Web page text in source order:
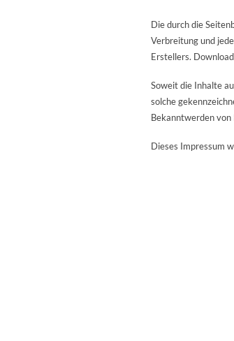
Die durch die
Verbreitung und
Erstellers.
Soweit die Inhalte
solche
Bekanntwerden
Dieses Impressum